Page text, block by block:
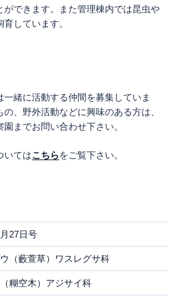
ができます。また管理棟内では昆虫や
しています。
一緒に活動する仲間を募集していま
、野外活動などに興味のある方は、
までお問い合わせ下さい。
いてはこちらをご覧下さい。
27日号
（藪萱草）ワスレグサ科
糊空木）アジサイ科